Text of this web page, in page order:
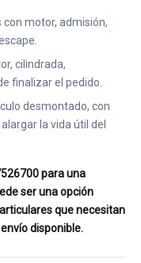
con motor, admisión,
cilindrada,
finalizar el pedido.
desmontado, con
la vida útil del
para una
ser una opción
que necesitan
disponible.